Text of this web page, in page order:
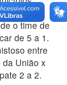
futebol
o time de
de 5 a 1.
entre
União x
2 a 2.